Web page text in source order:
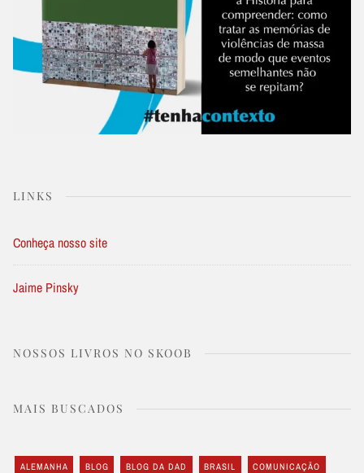
LINKS
Conheça nosso site
Jaime Pinsky
NOSSOS LIVROS NO SKOOB
MAIS BUSCADOS
ALEMANHA BLOG BLOG DA DAD BRASIL COMUNICAÇÃO